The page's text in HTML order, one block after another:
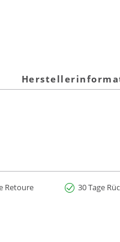
Retoure 30 Tage